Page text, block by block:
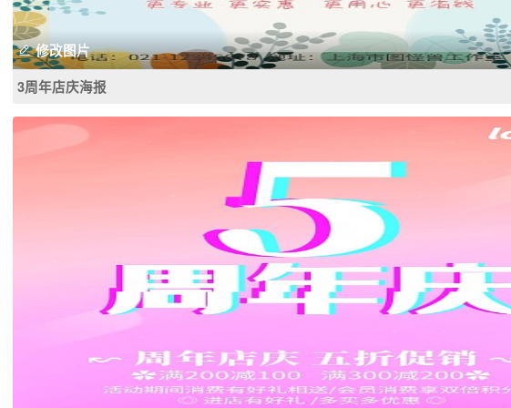
修改图片
3周年店庆海报